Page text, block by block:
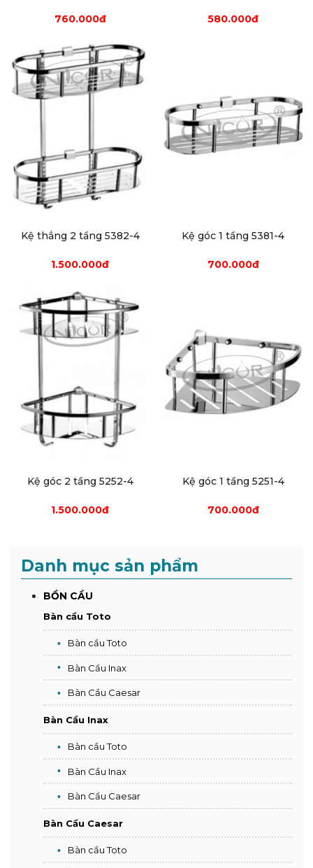
Danh mục sản phẩm
BỒN CẦU
Bàn cầu Toto
Bàn cầu Toto
Bàn Cầu Inax
Bàn Cầu Caesar
Bàn Cầu Inax
Bàn cầu Toto
Bàn Cầu Inax
Bàn Cầu Caesar
Bàn Cầu Caesar
Bàn cầu Toto
760.000đ 580.000đ
Kệ thẳng 2 tầng 5382-4
1.500.000đ
Kệ góc 1 tầng 5381-4
700.000đ
Kệ góc 2 tầng 5252-4
1.500.000đ
Kệ góc 1 tầng 5251-4
700.000đ